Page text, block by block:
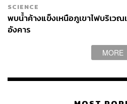
SCIENCE
พบน้ำค้างแข็งเหนือภูเขาไฟบริเว
อังคาร
MORE